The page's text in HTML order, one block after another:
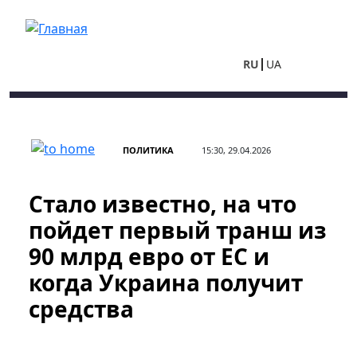
RU UA
ПОЛИТИКА 15:30, 29.04.2026
Стало известно, на что
пойдет первый транш из
90 млрд евро от ЕС и
когда Украина получит
средства